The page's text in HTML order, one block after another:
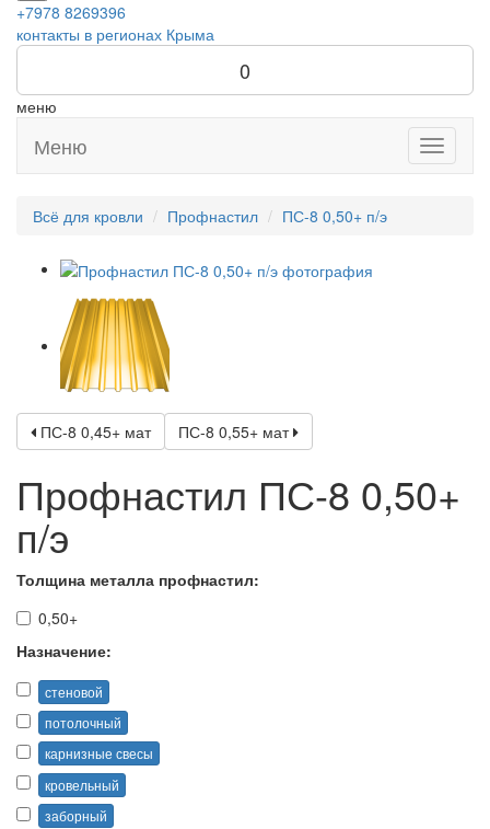
+7978 8269396
контакты в регионах Крыма
0
меню
Toggle
Меню
Всё для кровли Профнастил ПС-8 0,50+ п/э
ПС-8 0,45+ мат ПС-8 0,55+ мат
Профнастил ПС-8 0,50+
п/э
Толщина металла профнастил:
0,50+
Назначение:
стеновой
потолочный
карнизные свесы
кровельный
заборный